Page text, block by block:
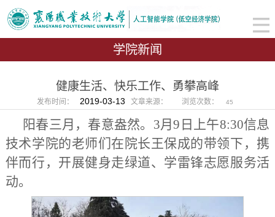
学院新闻
健康生活、快乐工作、勇攀高峰
发布时间： 2019-03-13 文章来源： 浏览次数： 45
阳春三月，春意盎然。 3月9 日上午8:30信息
技术学院的老师们在院长王保成的带领下，携
伴而行，开展健身走绿道、学雷锋志愿服务活
动。